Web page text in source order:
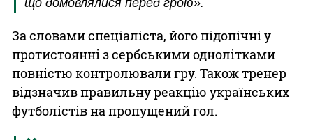
що домовлялися перед грою».
За словами спеціаліста, його підопічні у
протистоянні з сербськими однолітками
повністю контролювали гру. Також тренер
відзначив правильну реакцію українських
футболістів на пропущений гол.